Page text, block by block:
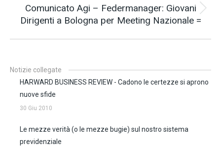
Prossimo
post:
Comunicato Agi – Federmanager: Giovani
Dirigenti a Bologna per Meeting Nazionale =
Notizie collegate
HARWARD BUSINESS REVIEW - Cadono le certezze si aprono
nuove sfide
30 Giu 2010
Le mezze verità (o le mezze bugie) sul nostro sistema
previdenziale